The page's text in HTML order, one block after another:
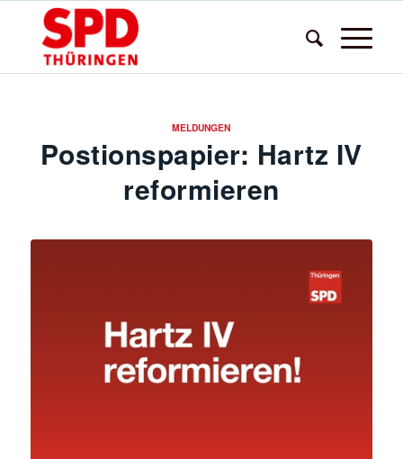
MELDUNGEN
Postionspapier: Hartz IV
reformieren